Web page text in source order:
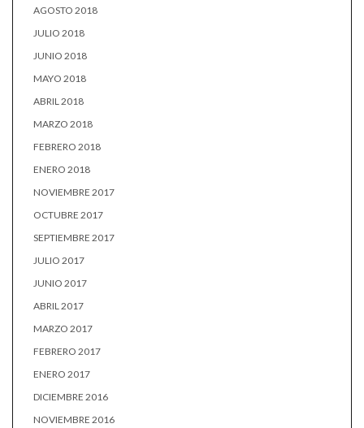
AGOSTO 2018
JULIO 2018
JUNIO 2018
MAYO 2018
ABRIL 2018
MARZO 2018
FEBRERO 2018
ENERO 2018
NOVIEMBRE 2017
OCTUBRE 2017
SEPTIEMBRE 2017
JULIO 2017
JUNIO 2017
ABRIL 2017
MARZO 2017
FEBRERO 2017
ENERO 2017
DICIEMBRE 2016
NOVIEMBRE 2016